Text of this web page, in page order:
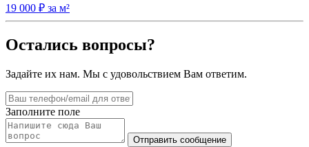
19 000 ₽ за м²
Остались вопросы?
Задайте их нам. Мы с удовольствием Вам ответим.
Заполните поле